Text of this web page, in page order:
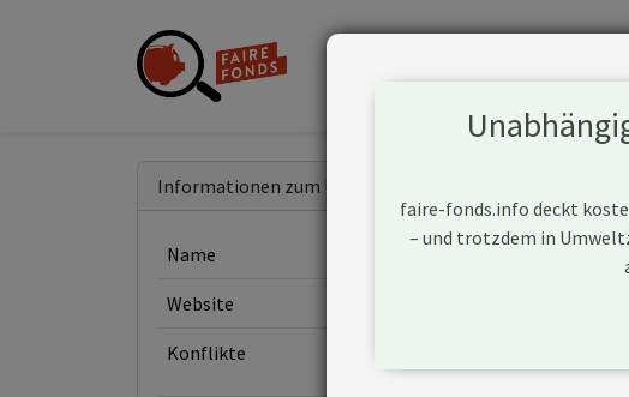
Informationen zum Unternehmen
Name
Website
Konflikte
faire-fonds.info deckt
– und trotzdem in